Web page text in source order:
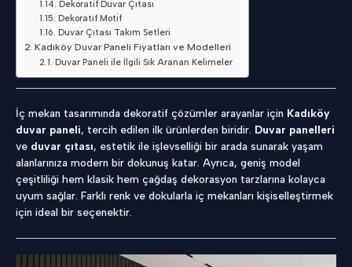
Dekoratif Duvar Çıtası
Dekoratif Motif
Duvar Çıtası Takım Setleri
Kadıköy Duvar Paneli Fiyatları ve Modelleri
Duvar Paneli ile İlgili Sık Aranan Kelimeler
İç mekan tasarımında dekoratif çözümler arayanlar için Kadıköy
duvar paneli, tercih edilen ilk ürünlerden biridir. Duvar panelleri
ve duvar çıtası, estetik ile işlevselliği bir arada sunarak yaşam
alanlarınıza modern bir dokunuş katar. Ayrıca, geniş model
çeşitliliği hem klasik hem çağdaş dekorasyon tarzlarına kolayca
uyum sağlar. Farklı renk ve dokularla iç mekanları kişiselleştirmek
için ideal bir seçenektir.